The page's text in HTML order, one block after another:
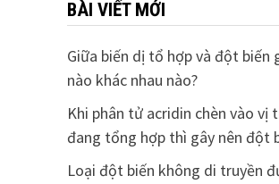
BÀI VIẾT MỚI
Giữa biến dị tổ hợp và đột biến
nào khác nhau nào?
Khi phân tử acridin chèn vào vị
đang tổng hợp thì gây nên đột
Loại đột biến không di truyền